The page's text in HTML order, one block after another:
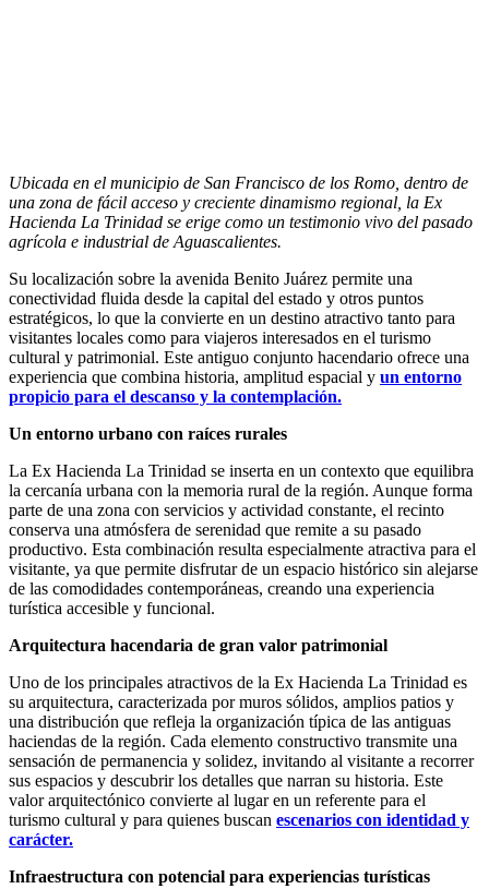
Ubicada en el municipio de San Francisco de los Romo, dentro de
una zona de fácil acceso y creciente dinamismo regional, la Ex
Hacienda La Trinidad se erige como un testimonio vivo del pasado
agrícola e industrial de Aguascalientes.
Su localización sobre la avenida Benito Juárez permite una
conectividad fluida desde la capital del estado y otros puntos
estratégicos, lo que la convierte en un destino atractivo tanto para
visitantes locales como para viajeros interesados en el turismo
cultural y patrimonial. Este antiguo conjunto hacendario ofrece una
experiencia que combina historia, amplitud espacial y un entorno
propicio para el descanso y la contemplación.
Un entorno urbano con raíces rurales
La Ex Hacienda La Trinidad se inserta en un contexto que equilibra
la cercanía urbana con la memoria rural de la región. Aunque forma
parte de una zona con servicios y actividad constante, el recinto
conserva una atmósfera de serenidad que remite a su pasado
productivo. Esta combinación resulta especialmente atractiva para el
visitante, ya que permite disfrutar de un espacio histórico sin alejarse
de las comodidades contemporáneas, creando una experiencia
turística accesible y funcional.
Arquitectura hacendaria de gran valor patrimonial
Uno de los principales atractivos de la Ex Hacienda La Trinidad es
su arquitectura, caracterizada por muros sólidos, amplios patios y
una distribución que refleja la organización típica de las antiguas
haciendas de la región. Cada elemento constructivo transmite una
sensación de permanencia y solidez, invitando al visitante a recorrer
sus espacios y descubrir los detalles que narran su historia. Este
valor arquitectónico convierte al lugar en un referente para el
turismo cultural y para quienes buscan escenarios con identidad y
carácter.
Infraestructura con potencial para experiencias turísticas